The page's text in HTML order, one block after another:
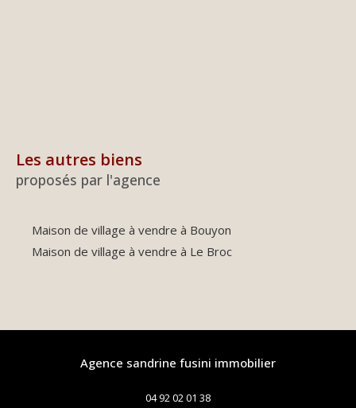
Les autres biens
proposés par l'agence
Maison de village à vendre à Bouyon
Maison de village à vendre à Le Broc
agence sandrine fusini immobilier
04 92 02 01 38